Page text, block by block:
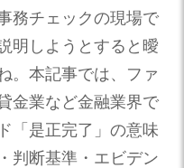
チェックの現場で
明しようとすると曖
。本記事では、ファ
金業など金融業界で
「是正完了」の意味
判断基準・エビデン